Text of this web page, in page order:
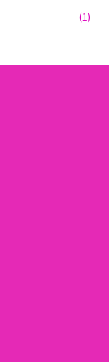
(1)